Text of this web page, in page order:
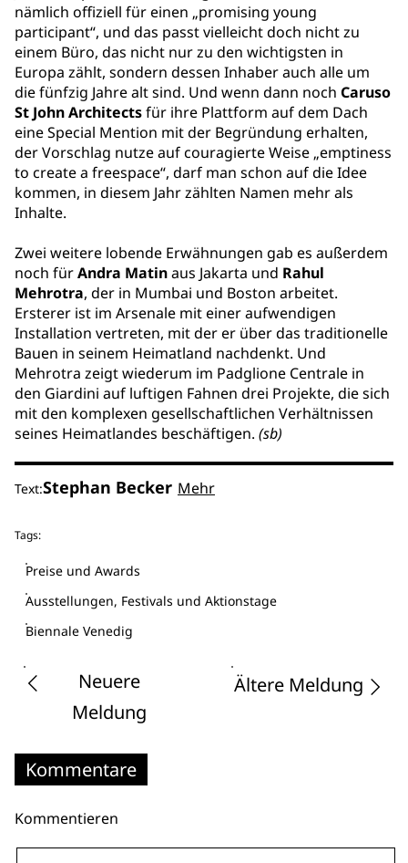
nämlich offiziell für einen „promising young
participant“, und das passt vielleicht doch nicht zu
einem Büro, das nicht nur zu den wichtigsten in
Europa zählt, sondern dessen Inhaber auch alle um
die fünfzig Jahre alt sind. Und wenn dann noch Caruso
St John Architectsfür ihre Plattform auf dem Dach
eine Special Mention mit der Begründung erhalten,
der Vorschlag nutze auf couragierte Weise „emptiness
to create a freespace“, darf man schon auf die Idee
kommen, in diesem Jahr zählten Namen mehr als
Inhalte.
Zwei weitere lobende Erwähnungen gab es außerdem
noch fürAndra Matinaus Jakarta und Rahul
Mehrotra, der in Mumbai und Boston arbeitet.
Ersterer ist im Arsenale mit einer aufwendigen
Installation vertreten, mit der er über das traditionelle
Bauen in seinem Heimatland nachdenkt. Und
Mehrotra zeigt wiederum im Padglione Centrale in
den Giardini auf luftigen Fahnen drei Projekte, die sich
mit den komplexen gesellschaftlichen Verhältnissen
seines Heimatlandes beschäftigen. (sb)
Text:Stephan Becker Mehr
Tags:
Preise und Awards
Ausstellungen, Festivals und Aktionstage
Biennale Venedig
Neuere
Meldung
Ältere Meldung
Kommentare
Kommentieren